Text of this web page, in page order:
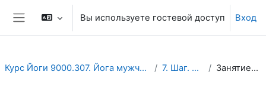
Перейти к основному содержанию
Боковая панель
Вы используете гостевой доступ Вход
Курс Йоги 9000.307. Йога мужчины и женщины. Йога и сексуальность. 7. Шаг. Занятие и Тест. Занятие_7_всего_2_часа